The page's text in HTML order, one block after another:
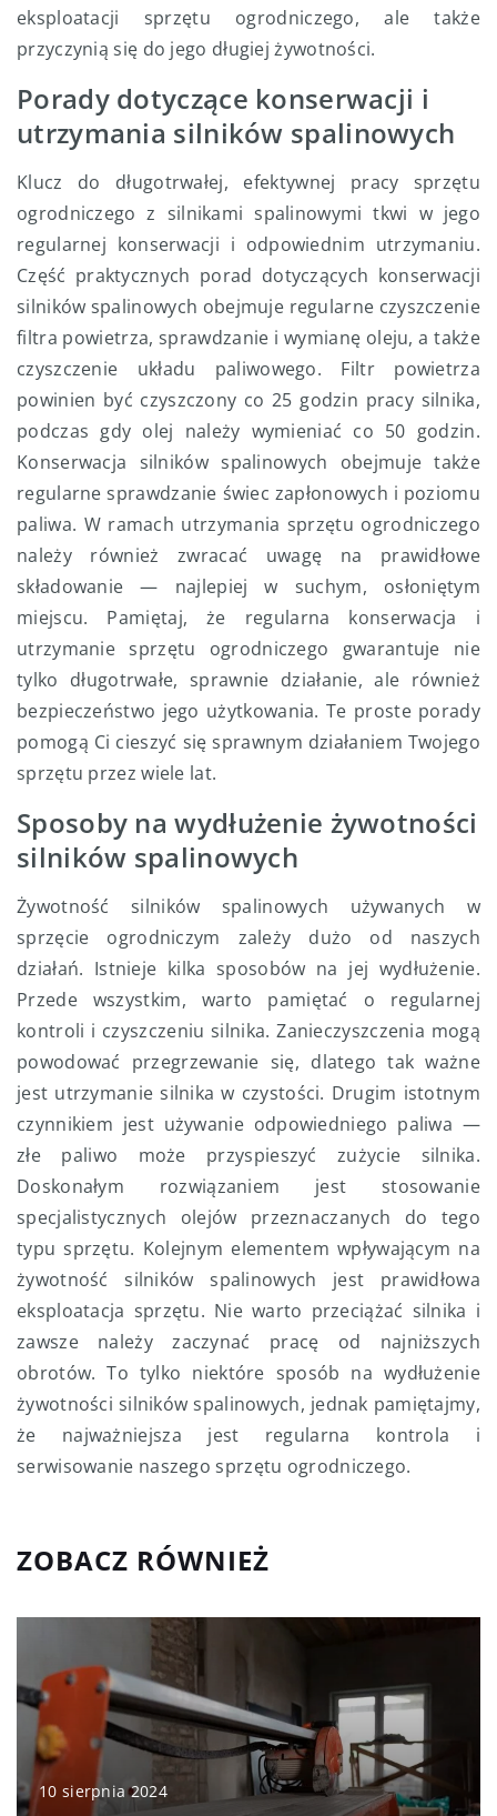
eksploatacji sprzętu ogrodniczego, ale także
przyczynią się do jego długiej żywotności.
Porady dotyczące konserwacji i
utrzymania silników spalinowych
Klucz do długotrwałej, efektywnej pracy sprzętu
ogrodniczego z silnikami spalinowymi tkwi w jego
regularnej konserwacji i odpowiednim utrzymaniu.
Część praktycznych porad dotyczących konserwacji
silników spalinowych obejmuje regularne czyszczenie
filtra powietrza, sprawdzanie i wymianę oleju, a także
czyszczenie układu paliwowego. Filtr powietrza
powinien być czyszczony co 25 godzin pracy silnika,
podczas gdy olej należy wymieniać co 50 godzin.
Konserwacja silników spalinowych obejmuje także
regularne sprawdzanie świec zapłonowych i poziomu
paliwa. W ramach utrzymania sprzętu ogrodniczego
należy również zwracać uwagę na prawidłowe
składowanie — najlepiej w suchym, osłoniętym
miejscu. Pamiętaj, że regularna konserwacja i
utrzymanie sprzętu ogrodniczego gwarantuje nie
tylko długotrwałe, sprawnie działanie, ale również
bezpieczeństwo jego użytkowania. Te proste porady
pomogą Ci cieszyć się sprawnym działaniem Twojego
sprzętu przez wiele lat.
Sposoby na wydłużenie żywotności
silników spalinowych
Żywotność silników spalinowych używanych w
sprzęcie ogrodniczym zależy dużo od naszych
działań. Istnieje kilka sposobów na jej wydłużenie.
Przede wszystkim, warto pamiętać o regularnej
kontroli i czyszczeniu silnika. Zanieczyszczenia mogą
powodować przegrzewanie się, dlatego tak ważne
jest utrzymanie silnika w czystości. Drugim istotnym
czynnikiem jest używanie odpowiedniego paliwa —
złe paliwo może przyspieszyć zużycie silnika.
Doskonałym rozwiązaniem jest stosowanie
specjalistycznych olejów przeznaczanych do tego
typu sprzętu. Kolejnym elementem wpływającym na
żywotność silników spalinowych jest prawidłowa
eksploatacja sprzętu. Nie warto przeciążać silnika i
zawsze należy zaczynać pracę od najniższych
obrotów. To tylko niektóre sposób na wydłużenie
żywotności silników spalinowych, jednak pamiętajmy,
że najważniejsza jest regularna kontrola i
serwisowanie naszego sprzętu ogrodniczego.
ZOBACZ RÓWNIEŻ
10 sierpnia 2024